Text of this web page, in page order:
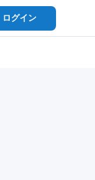
ログイン